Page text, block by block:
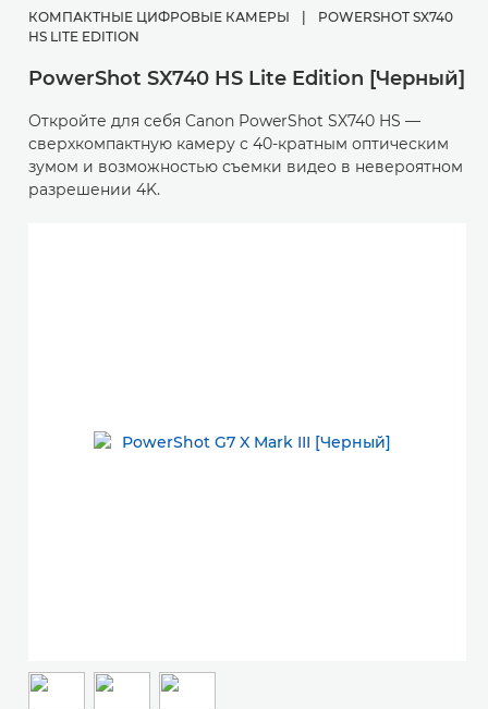
КОМПАКТНЫЕ ЦИФРОВЫЕ КАМЕРЫ
POWERSHOT SX740
HS LITE EDITION
PowerShot SX740 HS Lite Edition [Черный]
Откройте для себя Canon PowerShot SX740 HS —
сверхкомпактную камеру с 40-кратным оптическим
зумом и возможностью съемки видео в невероятном
разрешении 4K.